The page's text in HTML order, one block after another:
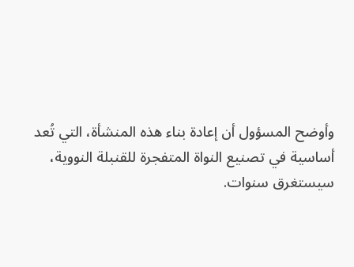
وأوضح المسؤول أن إعادة بناء هذه المنشأة، التي تُعد
أساسية في تصنيع النواة المتفجرة للقنبلة النووية،
سيستغرق سنوات.